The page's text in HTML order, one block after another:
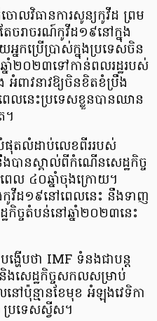
លវិធានការសូន្យកូវីដ ព្រម
ចរាចរណ៍កូវីដ១៩នៅក្នុង
នកប្រើប្រាស់ក្នុងប្រទេសចិន
ឆ្នាំ២០២៣ទៅកាន់ពលរដ្ឋរបស់
ពាវនាវឱ្យចិនខិតខំប្រឹង
េលនេះប្រទេសខ្លួនបានឈាន
។
បំផុតលំដាប់លេខពីររបស់
ានស្គាល់ពីកំណើនសេដ្ឋកិច្ច
េល ៤០ឆ្នាំចុងក្រោយ។
វីដ១៩នៅពេលនេះ នឹងទាញ
កិច្ចតំបន់នៅឆ្នាំ២០២៣នេះ
ហើបថា IMF ទំនងជាបន្ត
ងសេដ្ឋកិច្ចសកលសម្រាប់
ៅប៉ុន្មានខែមុខ អំឡុងវេទិកា
ប្រទេសស្វីស។